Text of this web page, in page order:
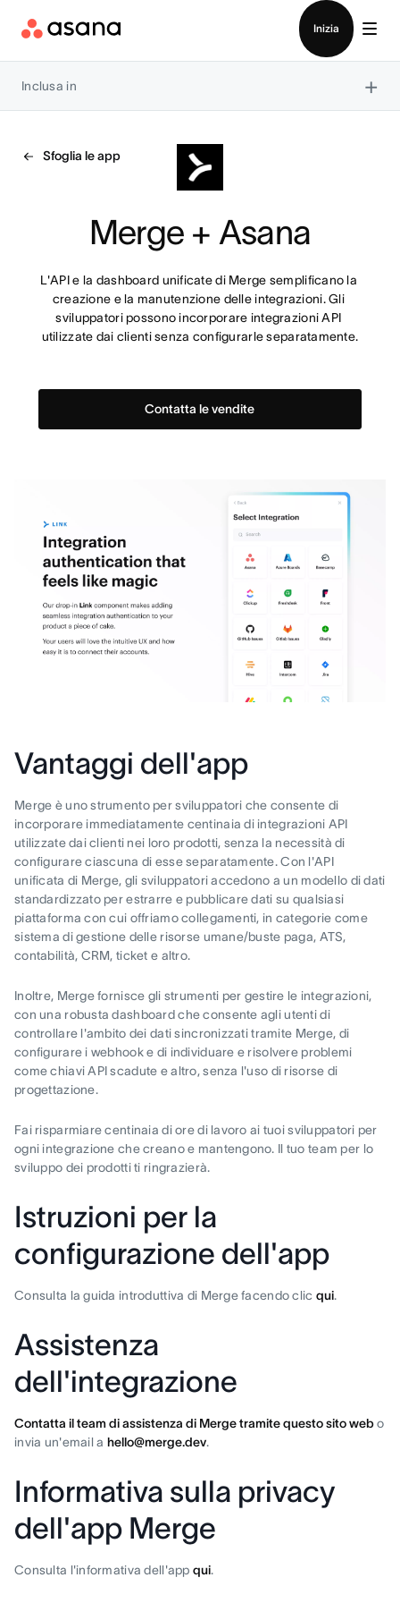
Inizia
Inclusa in ×
Sfoglia le app
Merge + Asana
L'API e la dashboard unificate di Merge semplificano la
creazione e la manutenzione delle integrazioni. Gli
sviluppatori possono incorporare integrazioni API
utilizzate dai clienti senza configurarle separatamente.
Contatta le vendite
Vantaggi dell'app
Merge è uno strumento per sviluppatori che consente di
incorporare immediatamente centinaia di integrazioni API
utilizzate dai clienti nei loro prodotti, senza la necessità di
configurare ciascuna di esse separatamente. Con l'API
unificata di Merge, gli sviluppatori accedono a un modello di dati
standardizzato per estrarre e pubblicare dati su qualsiasi
piattaforma con cui offriamo collegamenti, in categorie come
sistema di gestione delle risorse umane/buste paga, ATS,
contabilità, CRM, ticket e altro.
Inoltre, Merge fornisce gli strumenti per gestire le integrazioni,
con una robusta dashboard che consente agli utenti di
controllare l'ambito dei dati sincronizzati tramite Merge, di
configurare i webhook e di individuare e risolvere problemi
come chiavi API scadute e altro, senza l'uso di risorse di
progettazione.
Fai risparmiare centinaia di ore di lavoro ai tuoi sviluppatori per
ogni integrazione che creano e mantengono. Il tuo team per lo
sviluppo dei prodotti ti ringrazierà.
Istruzioni per la
configurazione dell'app
Consulta la guida introduttiva di Merge facendo clic qui.
Assistenza
dell'integrazione
Contatta il team di assistenza di Merge tramite questo sito webo
invia un'email a hello@merge.dev.
Informativa sulla privacy
dell'app Merge
Consulta l'informativa dell'app qui.